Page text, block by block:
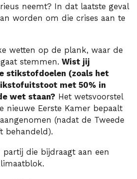
neemt? In dat laatste geval
worden om die crises aan te
wetten op de plank, waar de
stemmen. Wist jij
stikstofdoelen (zoals het
met 50% in
wet staan? Het wetsvoorstel
nieuwe Eerste Kamer bepaalt
(nadat de Tweede
behandeld).
die bijdraagt aan een